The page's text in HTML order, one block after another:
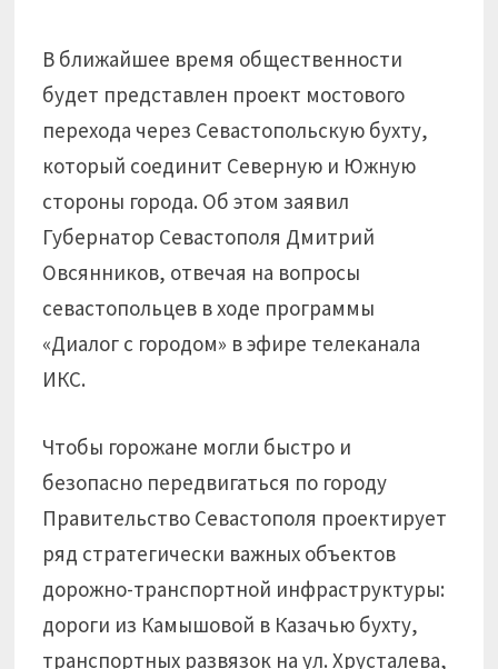
В ближайшее время общественности
будет представлен проект мостового
перехода через Севастопольскую бухту,
который соединит Северную и Южную
стороны города. Об этом заявил
Губернатор Севастополя Дмитрий
Овсянников, отвечая на вопросы
севастопольцев в ходе программы
«Диалог с городом» в эфире телеканала
ИКС.
Чтобы горожане могли быстро и
безопасно передвигаться по городу
Правительство Севастополя проектирует
ряд стратегически важных объектов
дорожно-транспортной инфраструктуры:
дороги из Камышовой в Казачью бухту,
транспортных развязок на ул. Хрусталева,